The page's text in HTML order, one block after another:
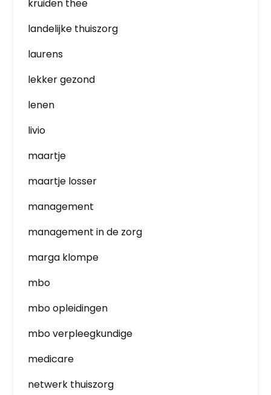
kruiden thee
landelijke thuiszorg
laurens
lekker gezond
lenen
livio
maartje
maartje losser
management
management in de zorg
marga klompe
mbo
mbo opleidingen
mbo verpleegkundige
medicare
netwerk thuiszorg